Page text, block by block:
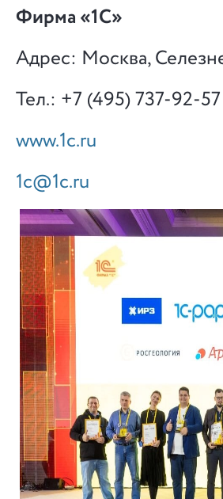
Фирма «1С»
Адрес: Москва,
Тел.: +7 (495) 737-92-57
www.1c.ru
1c@1c.ru